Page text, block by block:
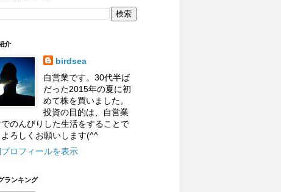
介
birdsea
自営業です。30代半ば
だった2015年の夏に初
めて株を買いました。
投資の目的は、自営業
のんびりした生活をすることで
ろしくお願いします(^^
ロフィールを表示
ランキング